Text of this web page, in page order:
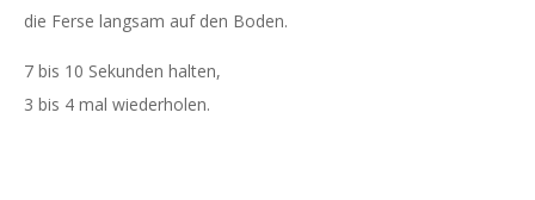
die Ferse langsam auf den Boden.
7 bis 10 Sekunden halten,
3 bis 4 mal wiederholen.